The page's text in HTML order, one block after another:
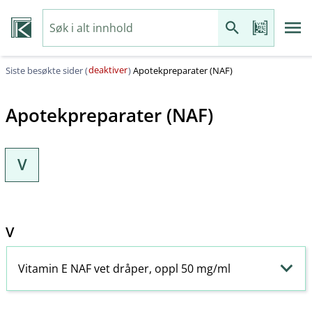
Siste besøkte sider (deaktiver)Apotekpreparater (NAF)
Apotekpreparater (NAF)
V
V
Vitamin E NAF vet dråper, oppl 50 mg/ml